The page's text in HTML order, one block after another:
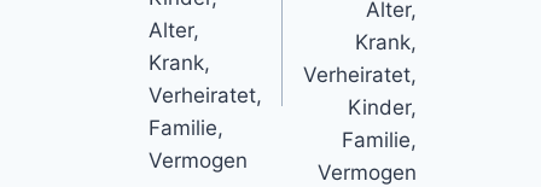
Alter,
Krank,
Verheiratet,
Familie,
Vermogen
Alter,
Krank,
Verheiratet,
Kinder,
Familie,
Vermogen